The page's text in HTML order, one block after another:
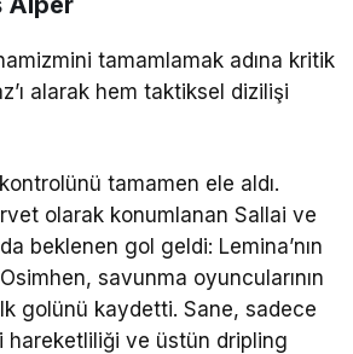
tamamlamak adına kritik
alarak hem taktiksel dizilişi
tamamen ele aldı.
olarak konumlanan Sallai ve
beklenen gol geldi: Lemina’nın
savunma oyuncularının
golünü kaydetti. Sane, sadece
hareketliliği ve üstün dripling